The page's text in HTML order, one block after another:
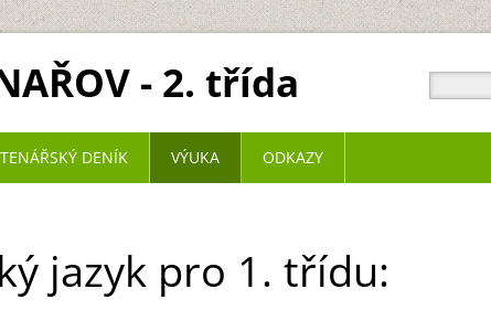
- 2. třída
jazyk pro 1. třídu:
DENÍK VÝUKA ODKAZY